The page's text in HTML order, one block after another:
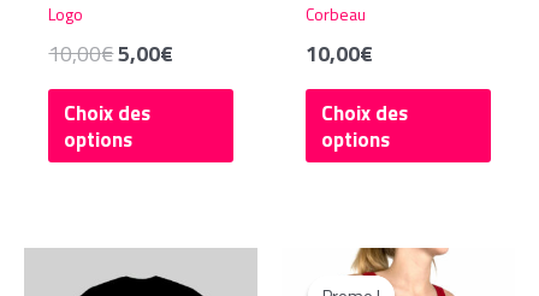
Logo
10,00€Le
prix
initial
était :
10,00€.
5,00€
prix
5,00€.
Choix des
options
Ce
a
Corbeau
10,00€
Choix des
options
Ce
a